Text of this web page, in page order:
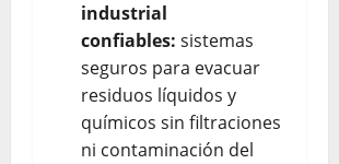
industrial
confiables: sistemas
seguros para evacuar
residuos líquidos y
químicos sin filtraciones
ni contaminación del